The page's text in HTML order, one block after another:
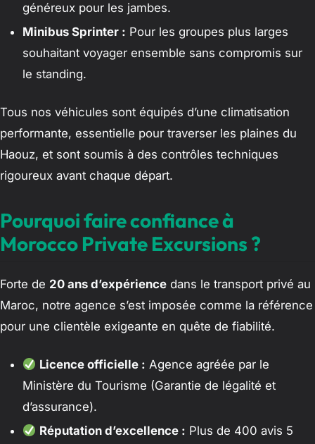
généreux pour les jambes.
Minibus Sprinter : Pour les groupes plus larges
souhaitant voyager ensemble sans compromis sur
le standing.
Tous nos véhicules sont équipés d’une climatisation
performante, essentielle pour traverser les plaines du
Haouz, et sont soumis à des contrôles techniques
rigoureux avant chaque départ.
Pourquoi faire confiance à
Morocco Private Excursions ?
Forte de 20 ans d’expérience dans le transport privé au
Maroc, notre agence s’est imposée comme la référence
pour une clientèle exigeante en quête de fiabilité.
Licence officielle : Agence agréée par le
Ministère du Tourisme (Garantie de légalité et
d’assurance).
Réputation d’excellence : Plus de 400 avis 5